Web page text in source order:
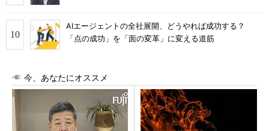
AIエージェントの全社展開、どうやれば成功する？
「点の成功」を「面の変革」に変える道筋
今、あなたにオススメ